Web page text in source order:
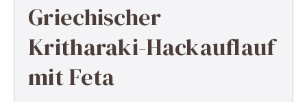
Griechischer
Kritharaki-Hackauflauf
mit Feta